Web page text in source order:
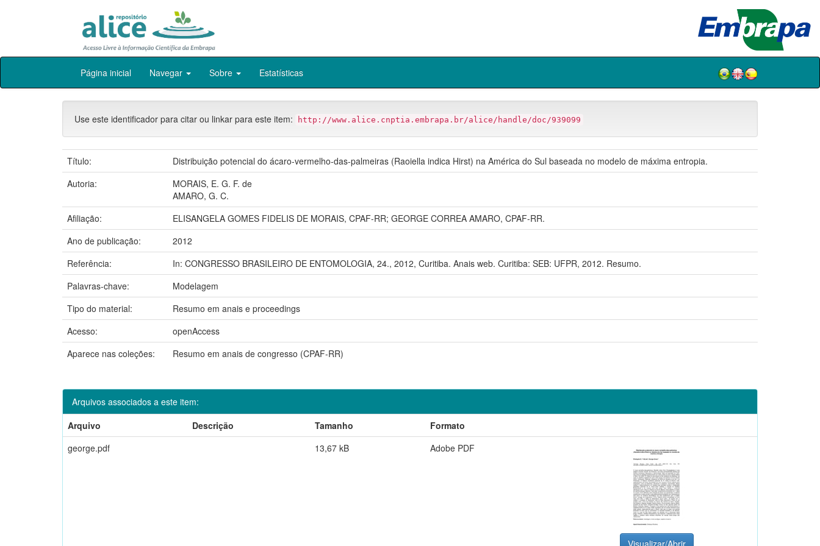
Skip
Página inicial Navegar Sobre Estatísticas
Use este identificador para citar ou linkar para este item: http://www.alice.cnptia.embrapa.br/alice/handle/doc/939099
Título:
Distribuição potencial do ácaro-vermelho-das-palmeiras (Raoiella indica Hirst) na América do Sul baseada no modelo de máxima entropia.
Autoria:
MORAIS, E. G. F. de
AMARO, G. C.
Afiliação:
ELISANGELA GOMES FIDELIS DE MORAIS, CPAF-RR; GEORGE CORREA AMARO, CPAF-RR.
Ano de publicação:
2012
Referência:
In: CONGRESSO BRASILEIRO DE ENTOMOLOGIA, 24., 2012, Curitiba. Anais web. Curitiba: SEB: UFPR, 2012. Resumo.
Palavras-chave:
Modelagem
Tipo do material:
Resumo em anais e proceedings
Acesso:
openAccess
Aparece nas coleções:
Resumo em anais de congresso (CPAF-RR)
Arquivos associados a este item:
Arquivo
Descrição Tamanho
Formato
george.pdf
13,67 kB Adobe PDF
Visualizar/Abrir